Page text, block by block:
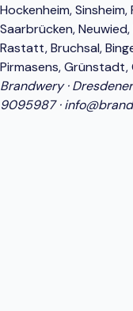
Hockenheim,
Saarbrücken,
Rastatt, Bruchsal,
Pirmasens, Grünstadt,
Brandwery ·
9095987·